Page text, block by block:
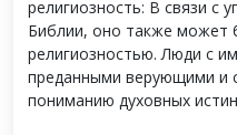
религиозность: В связи с
Библии, оно также может
религиозностью. Люди с
преданными верующими и
пониманию духовных